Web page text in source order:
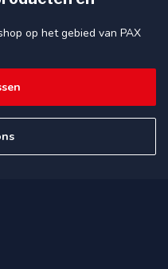
op het gebied van PAX